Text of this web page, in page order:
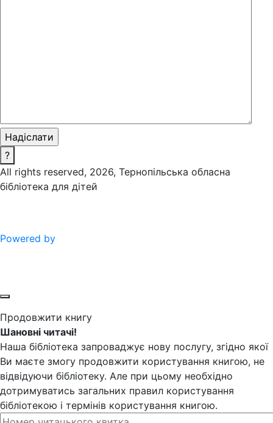
?
All rights reserved, 2026, Тернопільська обласна
бібліотека для дітей
Powered by
Продовжити книгу
Шановні читачі!
Наша бібліотека запроваджує нову послугу, згідно якої
Ви маєте змогу продовжити користування книгою, не
відвідуючи бібліотеку. Але при цьому необхідно
дотримуватись загальних правил користування
бібліотекою і термінів користування книгою.